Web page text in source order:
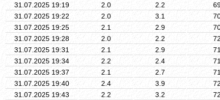
31.07.2025 19:19
2.0 2.2
31.07.2025 19:22
2.0 3.1
31.07.2025 19:25
2.1 2.9
31.07.2025 19:28
2.0 2.2
31.07.2025 19:31
2.1 2.9
31.07.2025 19:34
2.2 2.4
31.07.2025 19:37
2.1 2.7
31.07.2025 19:40
2.4 3.9
31.07.2025 19:43
2.2 3.2